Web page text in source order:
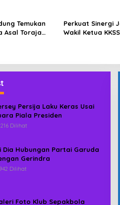
Temukan
Asal Toraja
Perkuat Sinergi
Wakil Ketua
Persija Laku Keras Usai
Piala Presiden
Dilihat
Dia Hubungan Partai Garuda
Gerindra
Dilihat
Foto Klub Sepakbola